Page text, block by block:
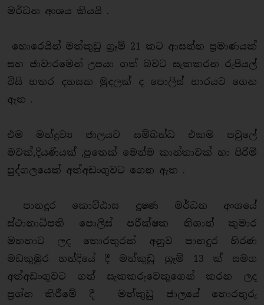
මර්ධන අංශය කියයි .
හොරෙයින් මත්කුඩු ග්‍රෑම් 21 කට ආසන්න ප්‍රමාණයක්
සහ ජාවාරමෙන් උපයා ගත් බවට සැකකරන රුපියල්
විසි හතර දහසක මුදලක් ද පොලිස් භාරයට ගෙන
ඇත .
එම මත්ද්‍රව්‍ය ජාලයට සම්බන්ධ එකම පවුලේ
මවක්,දියණියක් ,පුතෙක් මෙන්ම කාන්තාවක් හා පිරිමි
පුද්ගලයෙක් අත්අඩංගුවට ගෙන ඇත .
පානදුර කොට්ඨාස දූෂණ මර්ධන අංශයේ
ස්ථානාධිපති පොලිස් පරීක්ෂක නිශාන් කුමාර
මහතාට ලද තොරතුරක් අනුව පානදුර හිරණ
මඩකුඹුර හන්දියේ දී මත්කුඩු ග්‍රෑම් 13 ක් සමග
අත්අඩංගුවට ගත් සැකකරුවෙකුගෙන් කරන ලද
ප්‍රශ්න කිරීමේ දී මත්කුඩු ජාලයේ තොරතුරු